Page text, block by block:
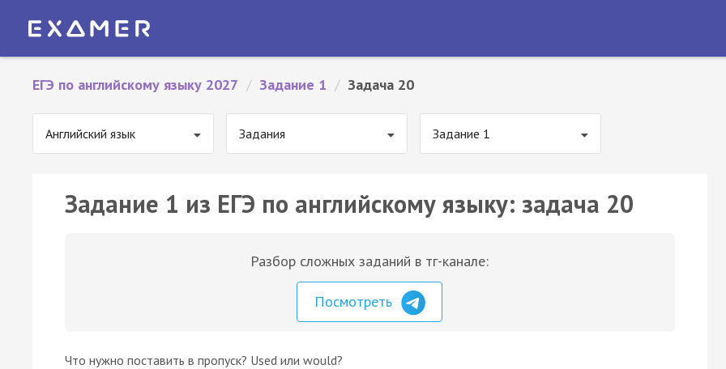
ЕГЭ по английскому языку 2027 / Задание 1 / Задача 20
Английский язык Задания Задание 1
Задание 1 из ЕГЭ по английскому языку: задача 20
Разбор сложных заданий в тг-канале:
Посмотреть
Что нужно поставить в пропуск? Used или would?